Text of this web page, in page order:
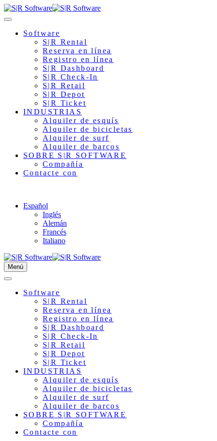
Software
S|R Rental
Reserva en línea
Registro en línea
S|R Dashboard
S|R Check-In
S|R Retail
S|R Depot
S|R Ticket
INDUSTRIAS
Alquiler de esquís
Alquiler de bicicletas
Alquiler de surf
Alquiler de barcos
SOBRE S|R SOFTWARE
Compañía
Contacte con
Español
Inglés
Alemán
Francés
Italiano
Menú
Software
S|R Rental
Reserva en línea
Registro en línea
S|R Dashboard
S|R Check-In
S|R Retail
S|R Depot
S|R Ticket
INDUSTRIAS
Alquiler de esquís
Alquiler de bicicletas
Alquiler de surf
Alquiler de barcos
SOBRE S|R SOFTWARE
Compañía
Contacte con